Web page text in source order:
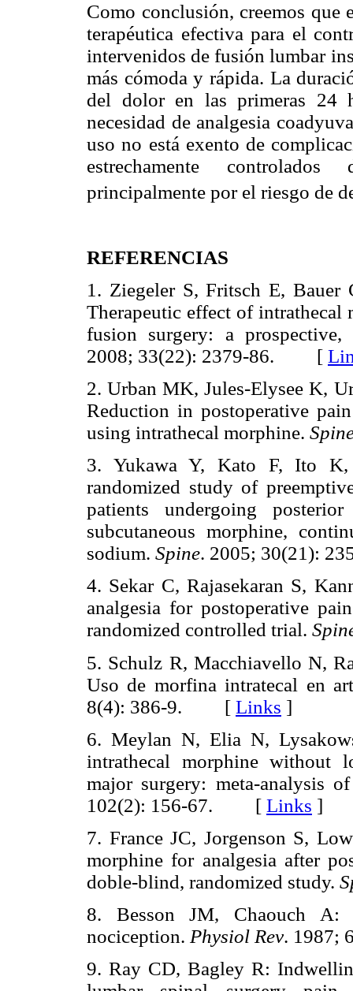
Como conclusión, creemos que
terapéutica efectiva para el
intervenidos de fusión lumbar
más cómoda y rápida. La
del dolor en las primeras 24
necesidad de analgesia
uso no está exento de
estrechamente
principalmente por el riesgo de
REFERENCIAS
1. Ziegeler S, Fritsch E,
Therapeutic effect of
fusion surgery: a
2008; 33(22): 2379-86. [
2. Urban MK, Jules-Elysee K,
Reduction in postoperative
using intrathecal morphine.
3. Yukawa Y, Kato F, Ito K,
randomized study of
patients undergoing
subcutaneous morphine,
sodium. Spine. 2005; 30(21):
4. Sekar C, Rajasekaran S,
analgesia for postoperative
randomized controlled trial.
5. Schulz R, Macchiavello N,
Uso de morfina intratecal en
8(4): 386-9. [ Links ]
6. Meylan N, Elia N,
intrathecal morphine without
major surgery: meta-analysis
102(2): 156-67. [ Links ]
7. France JC, Jorgenson S,
morphine for analgesia after
doble-blind, randomized study.
8. Besson JM, Chaouch A:
nociception. Physiol Rev.
9. Ray CD, Bagley R: